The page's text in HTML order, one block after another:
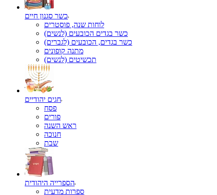
כשר סגנון חיים
לוחות שנה, פוסטרים
כשר בגדים הכובעים (לנשים)
כשר בגדים, הכובעים (לגברים)
מתנה קופונים
תכשיטים (לנשים)
חגים יהודיים
פסח
פורים
ראש השנה
חנוכה
שבת
הספרייה היהודית
ספרות מדעית